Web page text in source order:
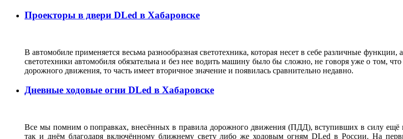
Проекторы в двери DLed в Хабаровске
В автомобиле применяется весьма разнообразная светотехника, которая несет в себе различные
светотехники автомобиля обязательна и без нее водить машину было бы сложно, не говоря уже о том,
дорожного движения, то часть имеет вторичное значение и появилась сравнительно недавно.
Дневные ходовые огни DLed в Хабаровске
Все мы помним о поправках, внесённых в правила дорожного движения (ПДД), вступивших в силу ещё
так и днём благодаря включённому ближнему свету либо же ходовым огням DLed в России. На